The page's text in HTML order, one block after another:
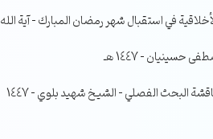
في استقبال شهر رمضان المبارك – آية الله
حسينيان – 1447 هـ
جلسة مناقشة البحث الفصلي – الشيخ شهيد بلوي – 1447